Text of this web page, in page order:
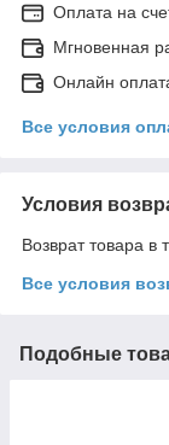
Оплата на
Мгновенная
Онлайн
Все условия
Условия
Возврат товара в
Все условия
Подобные